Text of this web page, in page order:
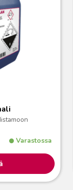
Varastossa